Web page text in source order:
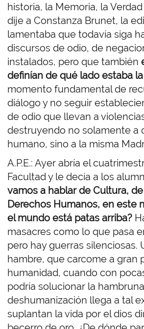
historia, la Memoria, la
dije a Constanza Brunet, la
lamentaba que todavía siga
discursos de odio, de
instalados, pero que también
definían de qué lado estaba
momento fundamental de
diálogo y no seguir
de odio que llevan a
destruyendo no solamente a
humano, sino a la misma
A.P.E.: Ayer abría el
Facultad y le decía a los
vamos a hablar de Cultura, de
Derechos Humanos, en este
el mundo está patas arriba?
masacres como lo que pasa
pero hay guerras silenciosas.
hambre, que carcome a gran
humanidad, cuando con
podría solucionar la
deshumanización llega a tal
suplantan la vida por el dios